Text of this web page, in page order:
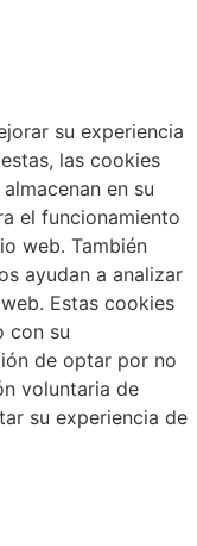
su experiencia
las cookies
en su
el funcionamiento
web. También
ayudan a analizar
Estas cookies
con su
de optar por no
voluntaria de
su experiencia de